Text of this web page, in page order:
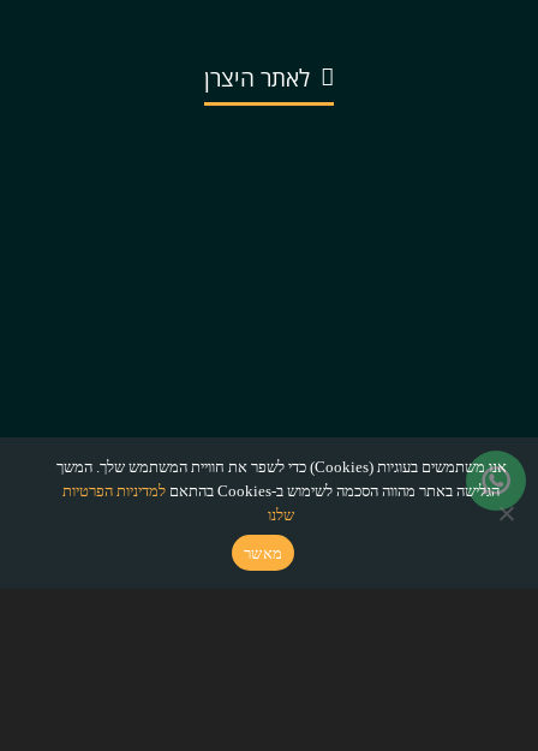
לאתר היצרן
אנו משתמשים בעוגיות (Cookies) כדי לשפר את חוויית המשתמש שלך. המשך
הגלישה באתר מהווה הסכמה לשימוש ב-Cookies בהתאם
למדיניות הפרטיות
שלנו
מאשר